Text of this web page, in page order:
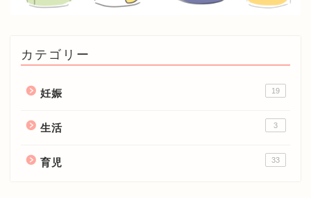
カテゴリー
妊娠 19
生活 3
育児 33